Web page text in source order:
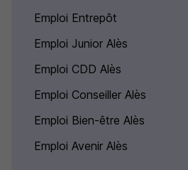
Emploi Entrepôt
Emploi Junior Alès
Emploi CDD Alès
Emploi Conseiller Alès
Emploi Bien-être Alès
Emploi Avenir Alès